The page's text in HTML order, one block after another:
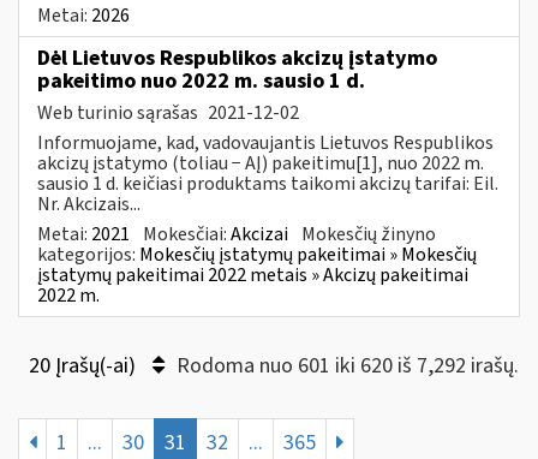
Metai: 2026
Dėl Lietuvos Respublikos akcizų įstatymo
pakeitimo nuo 2022 m. sausio 1 d.
Web turinio sąrašas 2021-12-02
Informuojame, kad, vadovaujantis Lietuvos Respublikos
akcizų įstatymo (toliau − AĮ) pakeitimu[1], nuo 2022 m.
sausio 1 d. keičiasi produktams taikomi akcizų tarifai: Eil.
Nr. Akcizais...
Metai: 2021 Mokesčiai:Akcizai Mokesčių žinyno
kategorijos: Mokesčių įstatymų pakeitimai » Mokesčių
įstatymų pakeitimai 2022 metais » Akcizų pakeitimai
2022 m.
20 Įrašų(-ai) Rodoma nuo 601 iki 620 iš 7,292 irašų.
1 ... 30 31 32 ... 365